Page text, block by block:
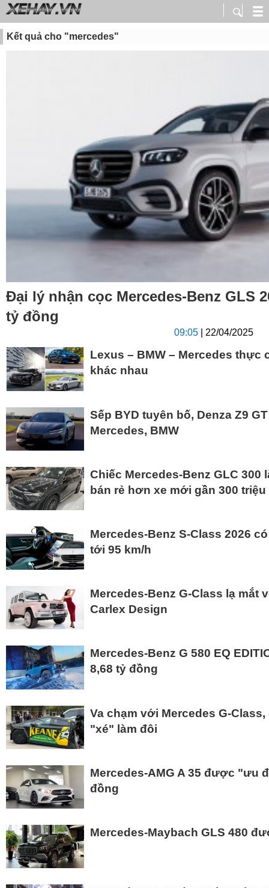
Kết quả cho "mercedes"
Đại lý nhận cọc Mercedes-Benz GLS
tỷ đồng
09:05 | 22/04/2025
Lexus – BMW – Mercedes
khác nhau
Sếp BYD tuyên bố, Denza Z9
Mercedes, BMW
Chiếc Mercedes-Benz GLC
bán rẻ hơn xe mới gần 300 triệu
Mercedes-Benz S-Class 2026
tới 95 km/h
Mercedes-Benz G-Class lạ mắt
Carlex Design
Mercedes-Benz G 580 EQ
8,68 tỷ đồng
Va chạm với Mercedes G-
"xé" làm đôi
Mercedes-AMG A 35 được "ưu
đồng
Mercedes-Maybach GLS 480